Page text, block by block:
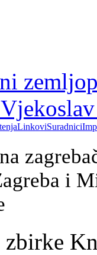
LinkoviSuradnici
i